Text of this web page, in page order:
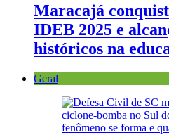
Maracajá
IDEB 2025 e
históricos na
Geral